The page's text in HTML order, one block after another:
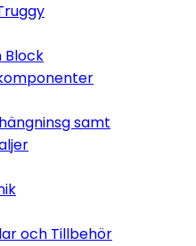
Block
samt
och Tillbehör